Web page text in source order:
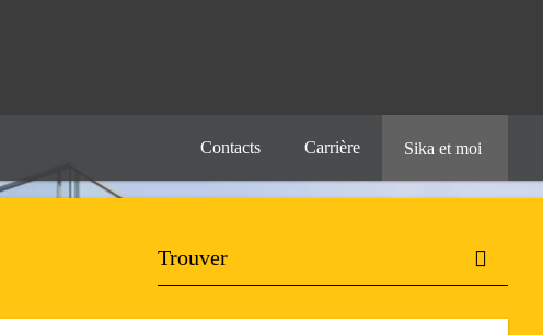
Contacts Carrière Sika et moi